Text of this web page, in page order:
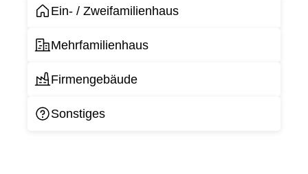
Ein- / Zweifamilienhaus
Mehrfamilienhaus
Firmengebäude
Sonstiges